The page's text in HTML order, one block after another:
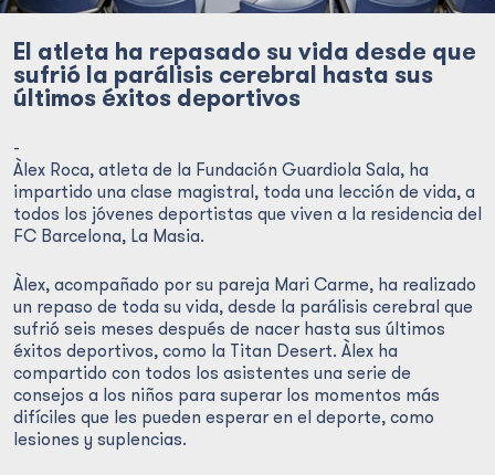
El atleta ha repasado su vida desde que
sufrió la parálisis cerebral hasta sus
últimos éxitos deportivos
-
Àlex Roca, atleta de la Fundación Guardiola Sala, ha
impartido una clase magistral, toda una lección de vida, a
todos los jóvenes deportistas que viven a la residencia del
FC Barcelona, La Masia.
Àlex, acompañado por su pareja Mari Carme, ha realizado
un repaso de toda su vida, desde la parálisis cerebral que
sufrió seis meses después de nacer hasta sus últimos
éxitos deportivos, como la Titan Desert. Àlex ha
compartido con todos los asistentes una serie de
consejos a los niños para superar los momentos más
difíciles que les pueden esperar en el deporte, como
lesiones y suplencias.